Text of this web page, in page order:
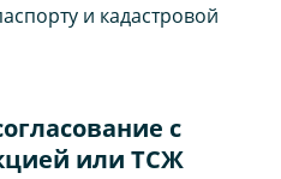
и кадастровой
с
или ТСЖ